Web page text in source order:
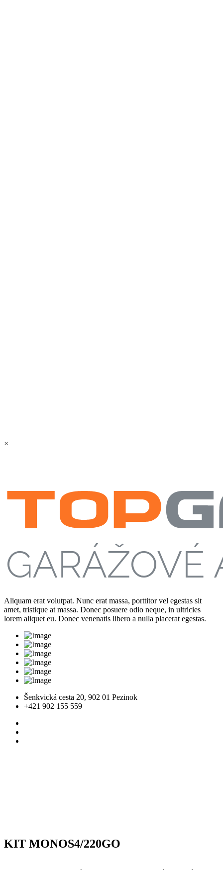
×
Aliquam erat volutpat. Nunc erat massa, porttitor vel egestas sit
amet, tristique at massa. Donec posuere odio neque, in ultricies
lorem aliquet eu. Donec venenatis libero a nulla placerat egestas.
Šenkvická cesta 20, 902 01 Pezinok
+421 902 155 559
KIT MONOS4/220GO